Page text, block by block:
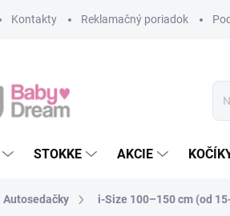
Kontakty Reklamačný poriadok
STOKKE AKCIE
Autosedačky i-Size 100–150 cm (od